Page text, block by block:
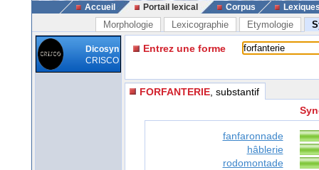
Accueil Portail lexical Corpus
Morphologie Lexicographie Etymologie
Dicosyn
CRISCO
Entrez une forme
FORFANTERIE , substantif
fanfaronnade
hâblerie
rodomontade